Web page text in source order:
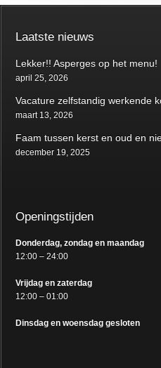
Laatste nieuws
Lekker!! Asperges op het menu!
april 25, 2026
Vacature zelfstandig werkende
maart 13, 2026
Faam tussen kerst en oud en
december 19, 2025
Openingstijden
Donderdag, zondag en maandag
12:00 – 24:00
Vrijdag en zaterdag
12:00 – 01:00
Dinsdag en woensdag gesloten